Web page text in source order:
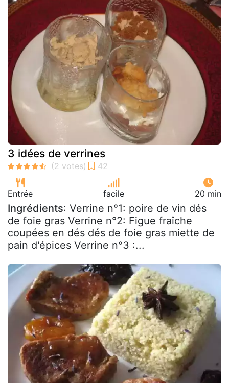
3 idées de verrines
Entrée facile 20 min
Ingrédients: Verrine n°1: poire de vin dés
de foie gras Verrine n°2: Figue fraîche
coupées en dés dés de foie gras miette de
pain d'épices Verrine n°3 :...